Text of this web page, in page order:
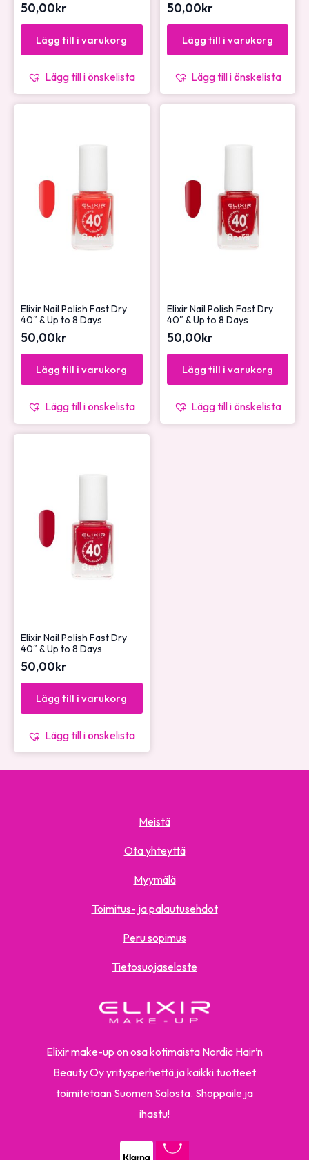
50,00kr
Lägg till i varukorg
Lägg till i önskelista
50,00kr
Lägg till i varukorg
Lägg till i önskelista
Elixir Nail Polish Fast Dry
40″ & Up to 8 Days
50,00kr
Lägg till i varukorg
Lägg till i önskelista
Elixir Nail Polish Fast Dry
40″ & Up to 8 Days
50,00kr
Lägg till i varukorg
Lägg till i önskelista
Elixir Nail Polish Fast Dry
40″ & Up to 8 Days
50,00kr
Lägg till i varukorg
Lägg till i önskelista
Elixir make-up on osa kotimaista Nordic Hair’n
Beauty Oy yritysperhettä ja kaikki tuotteet
toimitetaan Suomen Salosta. Shoppaile ja
ihastu!
Meistä
Ota yhteyttä
Myymälä
Toimitus- ja palautusehdot
Peru sopimus
Tietosuojaseloste